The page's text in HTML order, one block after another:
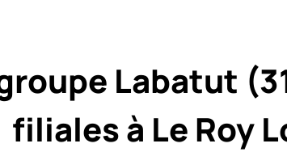
Labatut
filiales à Le Roy